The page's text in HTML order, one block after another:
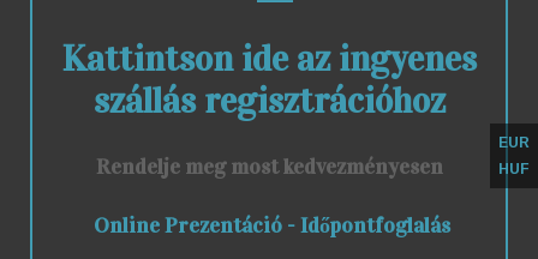
EUR
HUF
Kattintson ide az ingyenes
szállás regisztrációhoz
Rendelje meg most kedvezményesen
Online Prezentáció - Időpontfoglalás